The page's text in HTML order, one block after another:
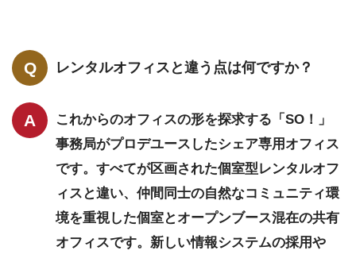
レンタルオフィスと違う点は何ですか？
これからのオフィスの形を探求する「SO！」
事務局がプロデユースしたシェア専用オフィス
です。すべてが区画された個室型レンタルオフ
ィスと違い、仲間同士の自然なコミュニティ環
境を重視した個室とオープンブース混在の共有
オフィスです。新しい情報システムの採用や